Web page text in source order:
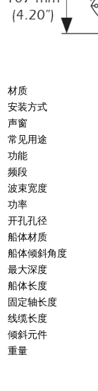
材质
安装方式
声窗
常见用途
功能
频段
波束宽度
功率
开孔孔径
船体材质
船体倾斜角度
最大深度
船体长度
固定轴长度
线缆长度
倾斜元件
重量